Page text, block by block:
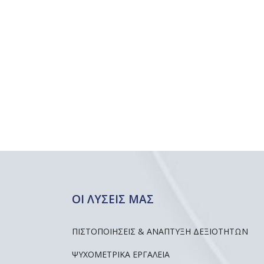
ΟΙ ΛΥΣΕΙΣ ΜΑΣ
ΠΙΣΤΟΠΟΙΗΣΕΙΣ & ΑΝΑΠΤΥΞΗ ΔΕΞΙΟΤΗΤΩΝ
ΨΥΧΟΜΕΤΡΙΚΆ ΕΡΓΑΛΕΊΑ